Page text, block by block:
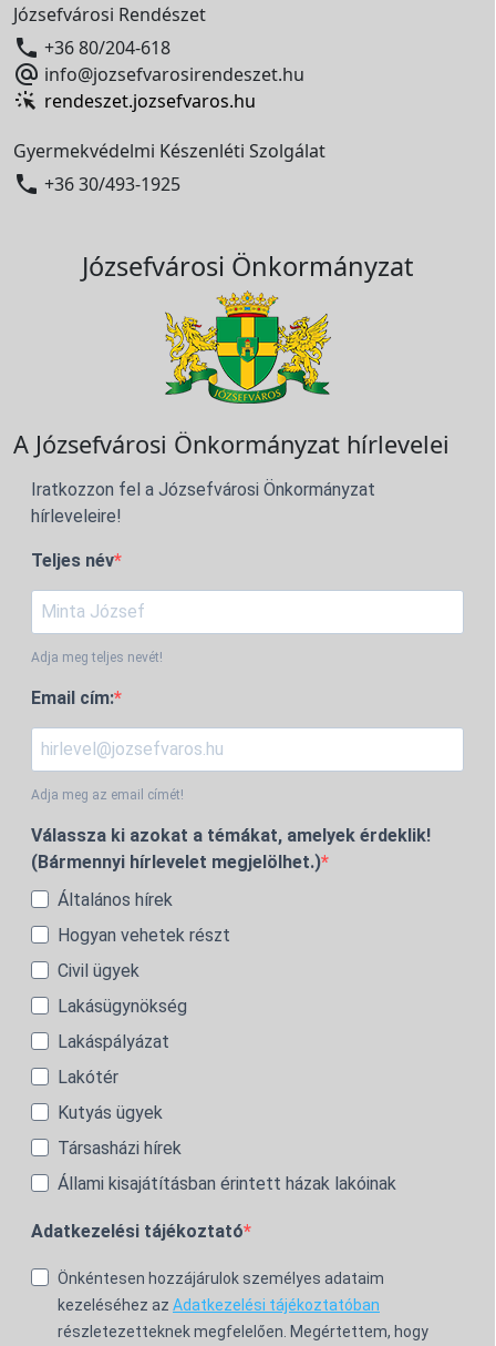
Józsefvárosi Rendészet
 +36 80/204-618
 info@jozsefvarosirendeszet.hu
rendeszet.jozsefvaros.hu
Gyermekvédelmi Készenléti Szolgálat
 +36 30/493-1925
Józsefvárosi Önkormányzat
A Józsefvárosi Önkormányzat hírlevelei
Iratkozzon fel a Józsefvárosi Önkormányzat
hírleveleire!
Teljes név
Adja meg teljes nevét!
Email cím:
Adja meg az email címét!
Válassza ki azokat a témákat, amelyek érdeklik!
(Bármennyi hírlevelet megjelölhet.)
Általános hírek
Hogyan vehetek részt
Civil ügyek
Lakásügynökség
Lakáspályázat
Lakótér
Kutyás ügyek
Társasházi hírek
Állami kisajátításban érintett házak lakóinak
Adatkezelési tájékoztató
Önkéntesen hozzájárulok személyes adataim
kezeléséhez az Adatkezelési tájékoztatóban
részletezetteknek megfelelően. Megértettem, hogy